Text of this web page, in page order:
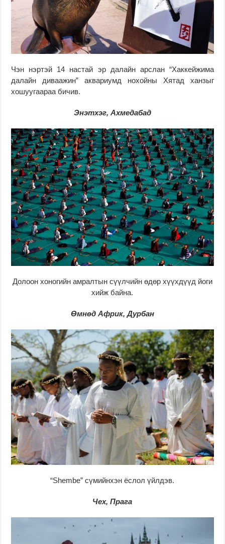
Чэн нэртэй 14 настай эр далайн арслан “Хаккейжима
далайн диваажин” аквариумд нохойны Хятад ханзыг
хошуугаараа бичив.
Энэтхэг, Ахмедабад
Долоон хоногийн амралтын сүүлчийн өдөр хүүхдүүд йоги
хийж байна.
Өмнөд Африк, Дурбан
“Shembe” сүмийнхэн ёслол үйлдэв.
Чех, Прага